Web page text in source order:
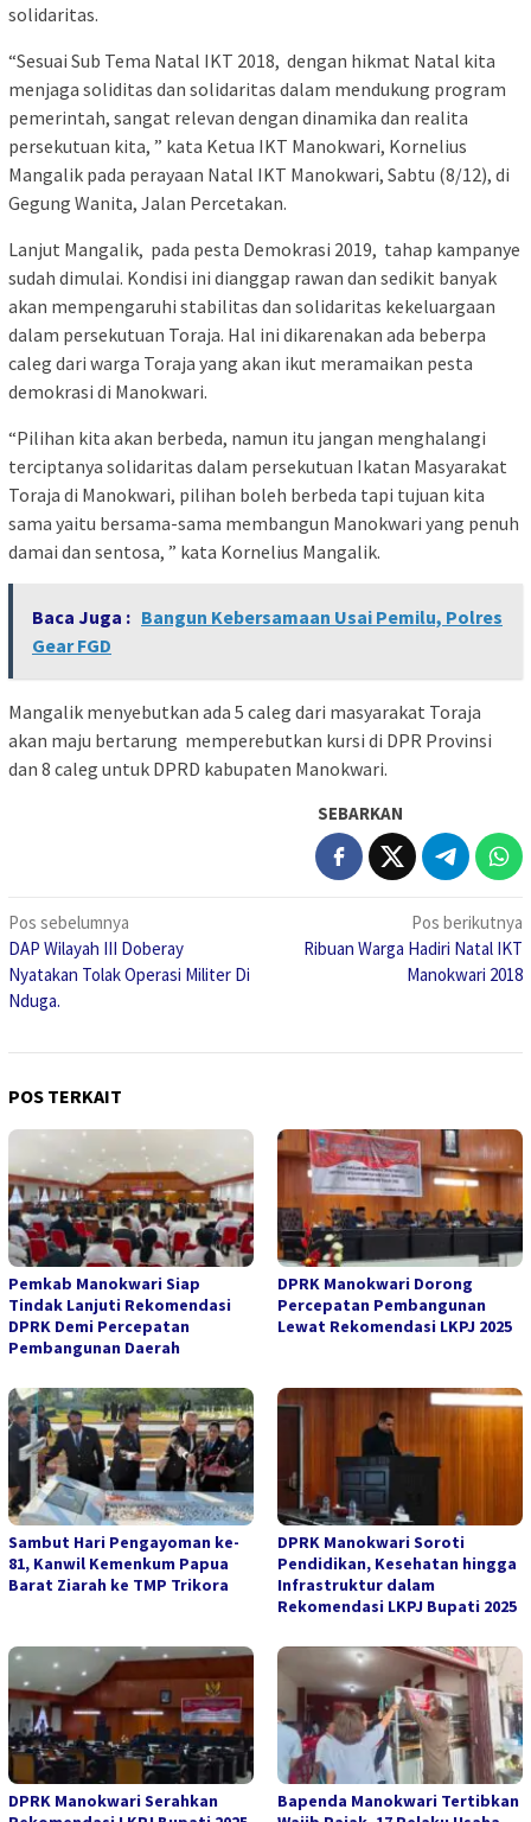
solidaritas.
“Sesuai Sub Tema Natal IKT 2018, dengan hikmat Natal kita
menjaga soliditas dan solidaritas dalam mendukung program
pemerintah, sangat relevan dengan dinamika dan realita
persekutuan kita, ” kata Ketua IKT Manokwari, Kornelius
Mangalik pada perayaan Natal IKT Manokwari, Sabtu (8/12), di
Gegung Wanita, Jalan Percetakan.
Lanjut Mangalik, pada pesta Demokrasi 2019, tahap kampanye
sudah dimulai. Kondisi ini dianggap rawan dan sedikit banyak
akan mempengaruhi stabilitas dan solidaritas kekeluargaan
dalam persekutuan Toraja. Hal ini dikarenakan ada beberpa
caleg dari warga Toraja yang akan ikut meramaikan pesta
demokrasi di Manokwari.
“Pilihan kita akan berbeda, namun itu jangan menghalangi
terciptanya solidaritas dalam persekutuan Ikatan Masyarakat
Toraja di Manokwari, pilihan boleh berbeda tapi tujuan kita
sama yaitu bersama-sama membangun Manokwari yang penuh
damai dan sentosa, ” kata Kornelius Mangalik.
Baca Juga : Bangun Kebersamaan Usai Pemilu, Polres
Gear FGD
Mangalik menyebutkan ada 5 caleg dari masyarakat Toraja
akan maju bertarung memperebutkan kursi di DPR Provinsi
dan 8 caleg untuk DPRD kabupaten Manokwari.
SEBARKAN
Navigasi
pos
Pos sebelumnya
DAP Wilayah III Doberay
Nyatakan Tolak Operasi Militer Di
Nduga.
Pos berikutnya
Ribuan Warga Hadiri Natal IKT
Manokwari 2018
POS TERKAIT
Pemkab Manokwari Siap
Tindak Lanjuti Rekomendasi
DPRK Demi Percepatan
Pembangunan Daerah
DPRK Manokwari Dorong
Percepatan Pembangunan
Lewat Rekomendasi LKPJ 2025
Sambut Hari Pengayoman ke-
81, Kanwil Kemenkum Papua
Barat Ziarah ke TMP Trikora
DPRK Manokwari Soroti
Pendidikan, Kesehatan hingga
Infrastruktur dalam
Rekomendasi LKPJ Bupati 2025
DPRK Manokwari Serahkan
Bapenda Manokwari Tertibkan